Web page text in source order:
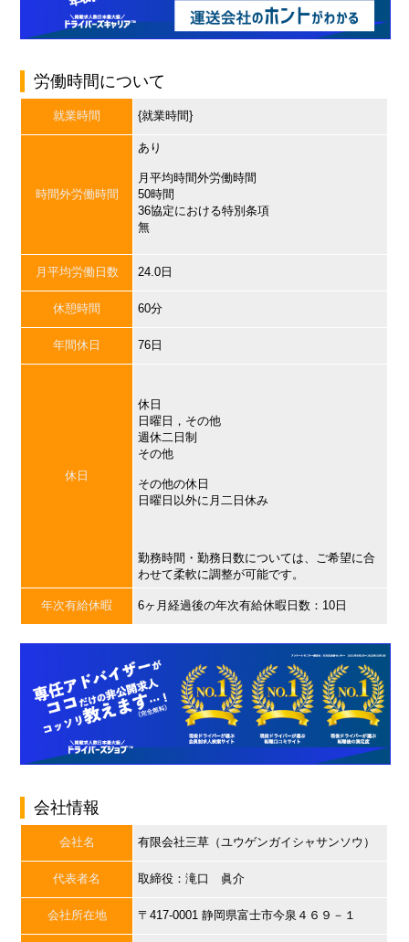
労働時間について
就業時間 {就業時間}
時間外労働時間
あり
月平均時間外労働時間
50時間
36協定における特別条項
無
月平均労働日数 24.0日
休憩時間 60分
年間休日 76日
休日
休日
日曜日，その他
週休二日制
その他
その他の休日
日曜日以外に月二日休み
勤務時間・勤務日数については、ご希望に合
わせて柔軟に調整が可能です。
年次有給休暇 6ヶ月経過後の年次有給休暇日数：10日
会社情報
会社名 有限会社三草（ユウゲンガイシャサンソウ）
代表者名 取締役：滝口 眞介
会社所在地 〒417-0001 静岡県富士市今泉４６９－１